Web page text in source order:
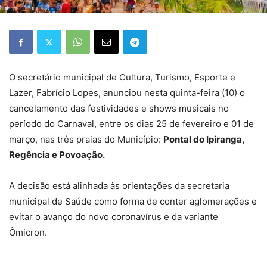
O secretário municipal de Cultura, Turismo, Esporte e
Lazer, Fabrício Lopes, anunciou nesta quinta-feira (10) o
cancelamento das festividades e shows musicais no
período do Carnaval, entre os dias 25 de fevereiro e 01 de
março, nas três praias do Município: Pontal do Ipiranga,
Regência e Povoação.
A decisão está alinhada às orientações da secretaria
municipal de Saúde como forma de conter aglomerações e
evitar o avanço do novo coronavírus e da variante
Ômicron.